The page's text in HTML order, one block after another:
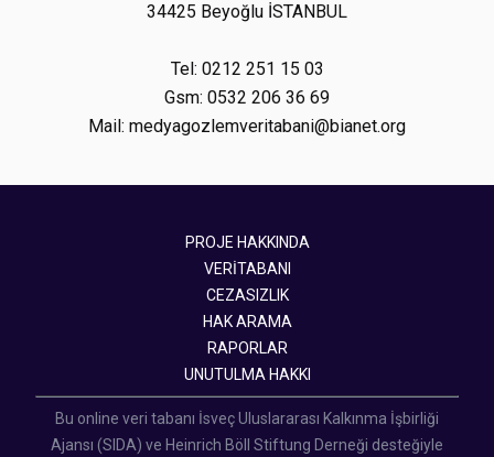
34425 Beyoğlu İSTANBUL
Tel: 0212 251 15 03
Gsm: 0532 206 36 69
Mail: medyagozlemveritabani@bianet.org
PROJE HAKKINDA
VERİTABANI
CEZASIZLIK
HAK ARAMA
RAPORLAR
UNUTULMA HAKKI
Bu online veri tabanı İsveç Uluslararası Kalkınma İşbirliği
Ajansı (SIDA) ve Heinrich Böll Stiftung Derneği desteğiyle